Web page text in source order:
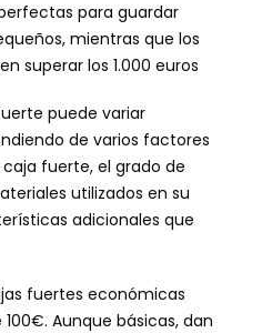
para guardar
mientras que los
superar los 1.000 euros
puede variar
de varios factores
fuerte, el grado de
utilizados en su
adicionales que
fuertes económicas
Aunque básicas, dan